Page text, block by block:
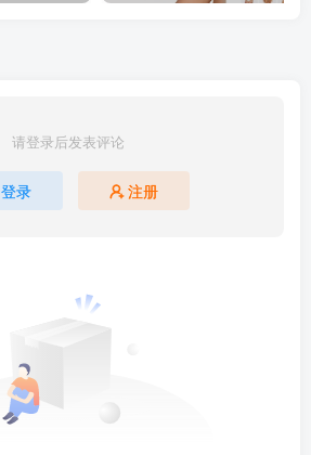
请登录后发表评论
登录 注册